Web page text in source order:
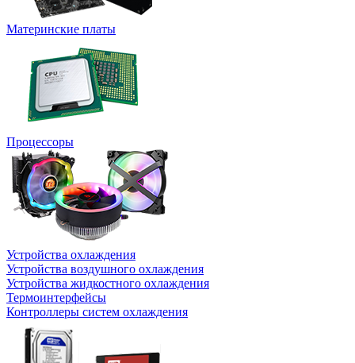
Материнские платы
Процессоры
Устройства охлаждения
Устройства воздушного охлаждения
Устройства жидкостного охлаждения
Термоинтерфейсы
Контроллеры систем охлаждения